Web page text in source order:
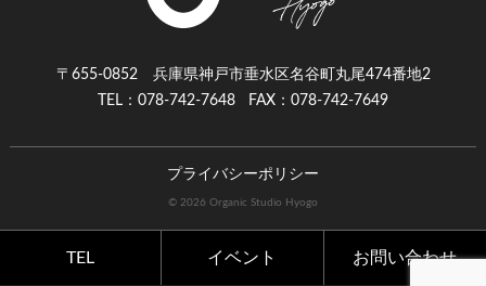
〒655-0852 兵庫県神戸市垂水区名谷町丸尾474番地2
TEL：078-742-7648
FAX：078-742-7649
プライバシーポリシー
© 2026 Organic Studio Hyogo
TEL イベント お問い合わせ